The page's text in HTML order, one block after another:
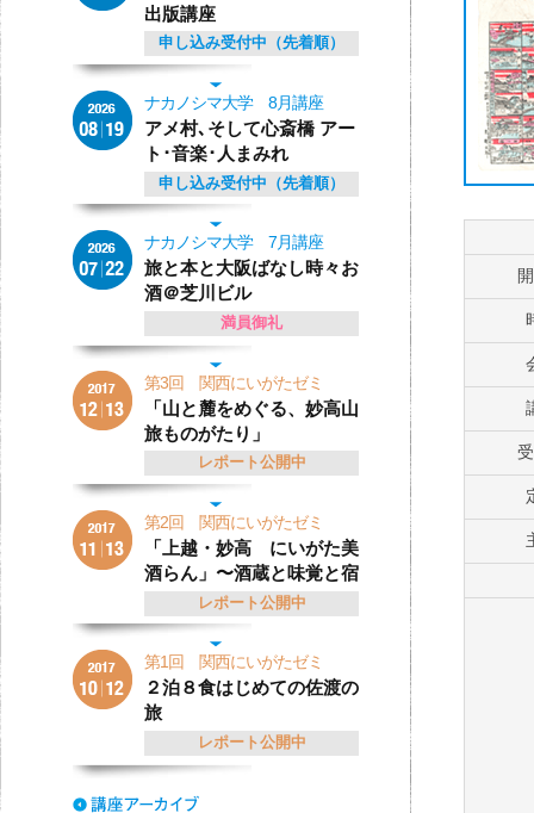
出版講座
申し込み受付中（先着順）
ナカノシマ大学 8月講座
アメ村､そして心斎橋 アー
ト･音楽･人まみれ
申し込み受付中（先着順）
ナカノシマ大学 7月講座
旅と本と大阪ばなし時々お
酒＠芝川ビル
満員御礼
第3回 関西にいがたゼミ
「山と麓をめぐる、妙高山
旅ものがたり」
レポート公開中
第2回 関西にいがたゼミ
「上越・妙高 にいがた美
酒らん」〜酒蔵と味覚と宿
レポート公開中
第1回 関西にいがたゼミ
２泊８食はじめての佐渡の
旅
レポート公開中